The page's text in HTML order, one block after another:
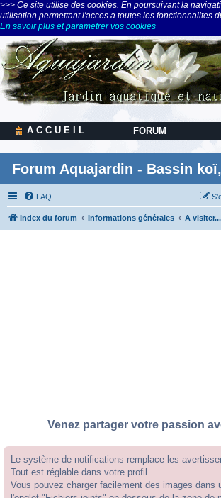
>>> Ce site utilise des cookies. En poursuivant la
utilisation permettant l'acces a toutes les fonctionnalites
En savoir plus et parametrer vos cookies
A C C U E I L FORUM
Forum Aquajardin - Bassin
FAQ
Index du forum Informations générales A visiter...
Venez partager votre passion
Le système de notifications remplace les
Tout est réglable dans votre profil.
Vous pouvez charger facilement des images dans